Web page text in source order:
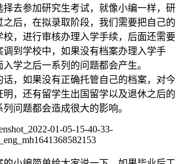
择去参加研究生考试，就像小编一样，研
之后，在拟录取阶段，我们需要把自己的
校，进行审核办理入学手续，后面还需要
调到学校中，如果没有档案办理入学手
学之后一系列的问题都会产生。
话，如果没有正确托管自己的档案，对今
明，还有留学生出国留学以及退休之后的
问题都会造成很大的影响。